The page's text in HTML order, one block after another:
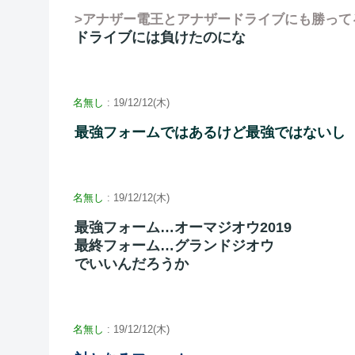
>アナザー電王とアナザードライブにも勝っ
ドライブには負けたのにな
名無し : 19/12/12(木)
最強フォームではあるけど最強ではないし
名無し : 19/12/12(木)
最強フォーム…オーマジオウ2019
最終フォーム…グランドジオウ
でいいんだろうか
名無し : 19/12/12(木)